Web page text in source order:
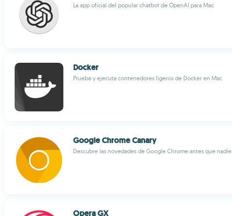
La app oficial del popular chatbot de OpenAI para Mac
Docker
Prueba y ejecuta contenedores ligeros de Docker en Mac
Google Chrome Canary
Descubre las novedades de Google Chrome antes que nadie
Opera GX